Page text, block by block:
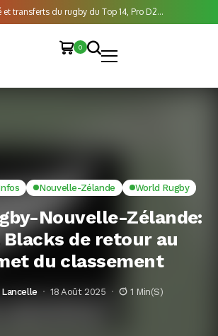
transferts du rugby du Top 14, Pro D2...
0
Nouvelle-Zélande World Rugby
Nouvelle-Zélande:
Blacks de retour au
du classement
18 Août 2025 1 Min(s)